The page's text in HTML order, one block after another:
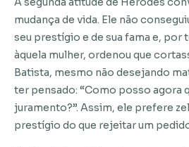
mudança de vida. Ele não
seu prestígio e de sua fama e,
àquela mulher, ordenou que
Batista, mesmo não desejando
ter pensado: “Como posso agora
juramento?”. Assim, ele prefere
prestígio do que rejeitar um